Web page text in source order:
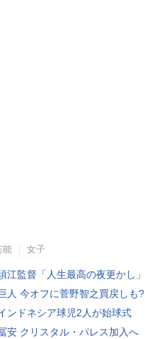
能 女子
江監督「人生最高の夜更かし」
人 今オフに菅野智之買戻しも?
ンドネシア球児2人が始球式
安 クリスタル・パレス加入へ